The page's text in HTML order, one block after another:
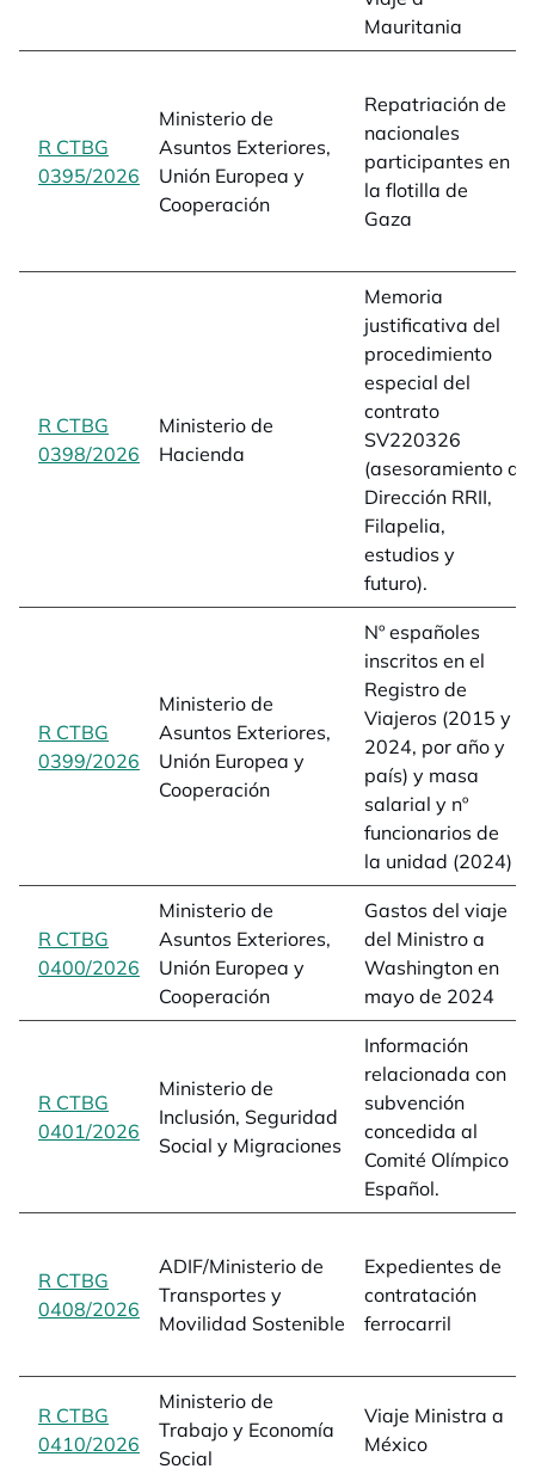
Mauritania
R CTBG
0395/2026 opens in a new tab
Ministerio de
Asuntos Exteriores,
Unión Europea y
Cooperación
Repatriación de
nacionales
participantes en
la flotilla de
Gaza
R CTBG
0398/2026 opens in a new tab
Ministerio de
Hacienda
Memoria
justificativa del
procedimiento
especial del
contrato
SV220326
(asesoramiento a
Dirección RRII,
Filapelia,
estudios y
futuro).
R CTBG
0399/2026 opens in a new tab
Ministerio de
Asuntos Exteriores,
Unión Europea y
Cooperación
Nº españoles
inscritos en el
Registro de
Viajeros (2015 y
2024, por año y
país) y masa
salarial y nº
funcionarios de
la unidad (2024)
R CTBG
0400/2026 opens in a new tab
Ministerio de
Asuntos Exteriores,
Unión Europea y
Cooperación
Gastos del viaje
del Ministro a
Washington en
mayo de 2024
R CTBG
0401/2026 opens in a new tab
Ministerio de
Inclusión, Seguridad
Social y Migraciones
Información
relacionada con
subvención
concedida al
Comité Olímpico
Español.
R CTBG
0408/2026 opens in a new tab
ADIF/Ministerio de
Transportes y
Movilidad Sostenible
Expedientes de
contratación
ferrocarril
R CTBG
0410/2026 opens in a new tab
Ministerio de
Trabajo y Economía
Social
Viaje Ministra a
México